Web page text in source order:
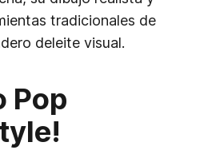
tradicionales de
deleite visual.
Pop